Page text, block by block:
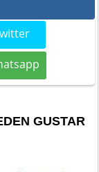
GUSTAR